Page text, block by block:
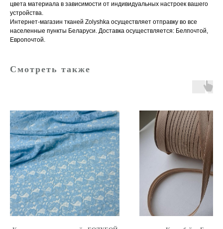
цвета материала в зависимости от индивидуальных настроек вашего
устройства.
Интернет-магазин тканей Zolyshka осуществляет отправку во все
населенные пункты Беларуси. Доставка осуществляется: Белпочтой,
Европочтой.
Смотреть также